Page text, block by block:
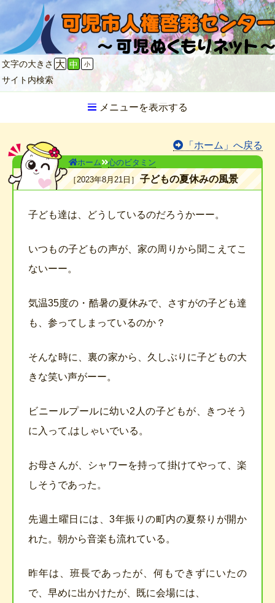
文字の大きさ 大 中 小
サイト内検索
メニューを表示する
「ホーム」へ戻る
ホーム
心のビタミン
2023年8月21日
子どもの夏休みの風景
子ども達は、どうしているのだろうかーー。
いつもの子どもの声が、家の周りから聞こえてこ
ないーー。
気温35度の・酷暑の夏休みで、さすがの子ども達
も、参ってしまっているのか？
そんな時に、裏の家から、久しぶりに子どもの大
きな笑い声がーー。
ビニールプールに幼い2人の子どもが、きつそう
に入って,はしゃいでいる。
お母さんが、シャワーを持って掛けてやって、楽
しそうであった。
先週土曜日には、3年振りの町内の夏祭りが開か
れた。朝から音楽も流れている。
昨年は、班長であったが、何もできずにいたの
で、早めに出かけたが、既に会場には、